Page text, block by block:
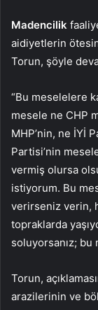
Madencilik
aidiyetlerin
Torun, şöyle
“Bu meselelere
mesele ne CHP
MHP’nin, ne İYİ
Partisi’nin
vermiş olursa
istiyorum. Bu
verirseniz verin,
topraklarda
soluyorsanız; bu
Torun,
arazilerinin ve